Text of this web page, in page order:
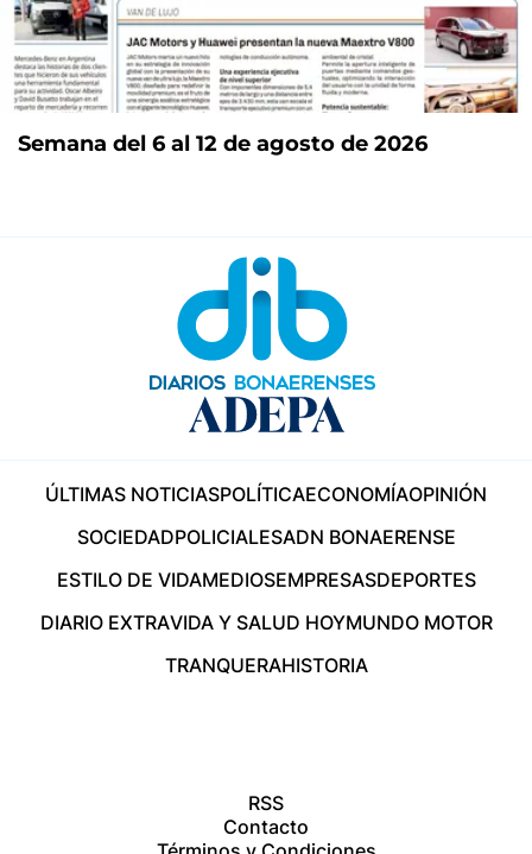
Semana del 6 al 12 de agosto de 2026
ÚLTIMAS NOTICIASPOLÍTICAECONOMÍAOPINIÓN
SOCIEDADPOLICIALESADN BONAERENSE
ESTILO DE VIDAMEDIOSEMPRESASDEPORTES
DIARIO EXTRAVIDA Y SALUD HOYMUNDO MOTOR
TRANQUERAHISTORIA
RSS
Contacto